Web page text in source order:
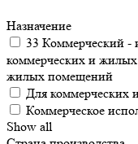
Назначение
33 Коммерческий -
коммерческих и
жилых помещений
Для
Коммерческое
Show all